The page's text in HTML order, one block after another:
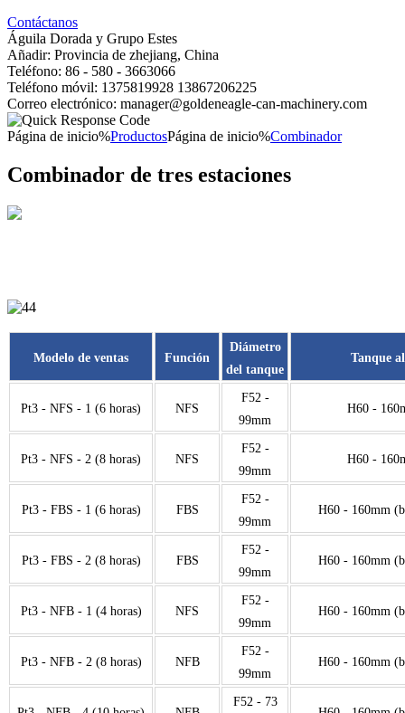
Contáctanos
Águila Dorada y Grupo Estes
Añadir: Provincia de zhejiang, China
Teléfono: 86 - 580 - 3663066
Teléfono móvil: 1375819928 13867206225
Correo electrónico: manager@goldeneagle-can-machinery.com
Página de inicio%ProductosPágina de inicio%Combinador
Combinador de tres estaciones
Modelo de ventas Función
Diámetro
del tanque
Tanque
Pt3 - NFS - 1 (6 horas) NFS
F52 -
99mm
H60 -
Pt3 - NFS - 2 (8 horas) NFS
F52 -
99mm
H60 -
Pt3 - FBS - 1 (6 horas) FBS
F52 -
99mm
H60 - 160mm
Pt3 - FBS - 2 (8 horas) FBS
F52 -
99mm
H60 - 160mm
Pt3 - NFB - 1 (4 horas) NFS
F52 -
99mm
H60 - 160mm
Pt3 - NFB - 2 (8 horas) NFB
F52 -
99mm
H60 - 160mm
F52 - 73